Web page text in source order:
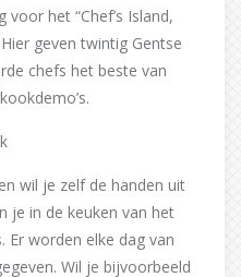
het “Chef’s Island,
geven twintig Gentse
chefs het beste van
wil je zelf de handen uit
je in de keuken van het
Er worden elke dag van
Wil je bijvoorbeeld